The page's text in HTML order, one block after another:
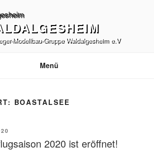
Modellbau-Gruppe Waldalgesheim e.V
Menü
BOASTALSEE
2020 ist eröffnet!